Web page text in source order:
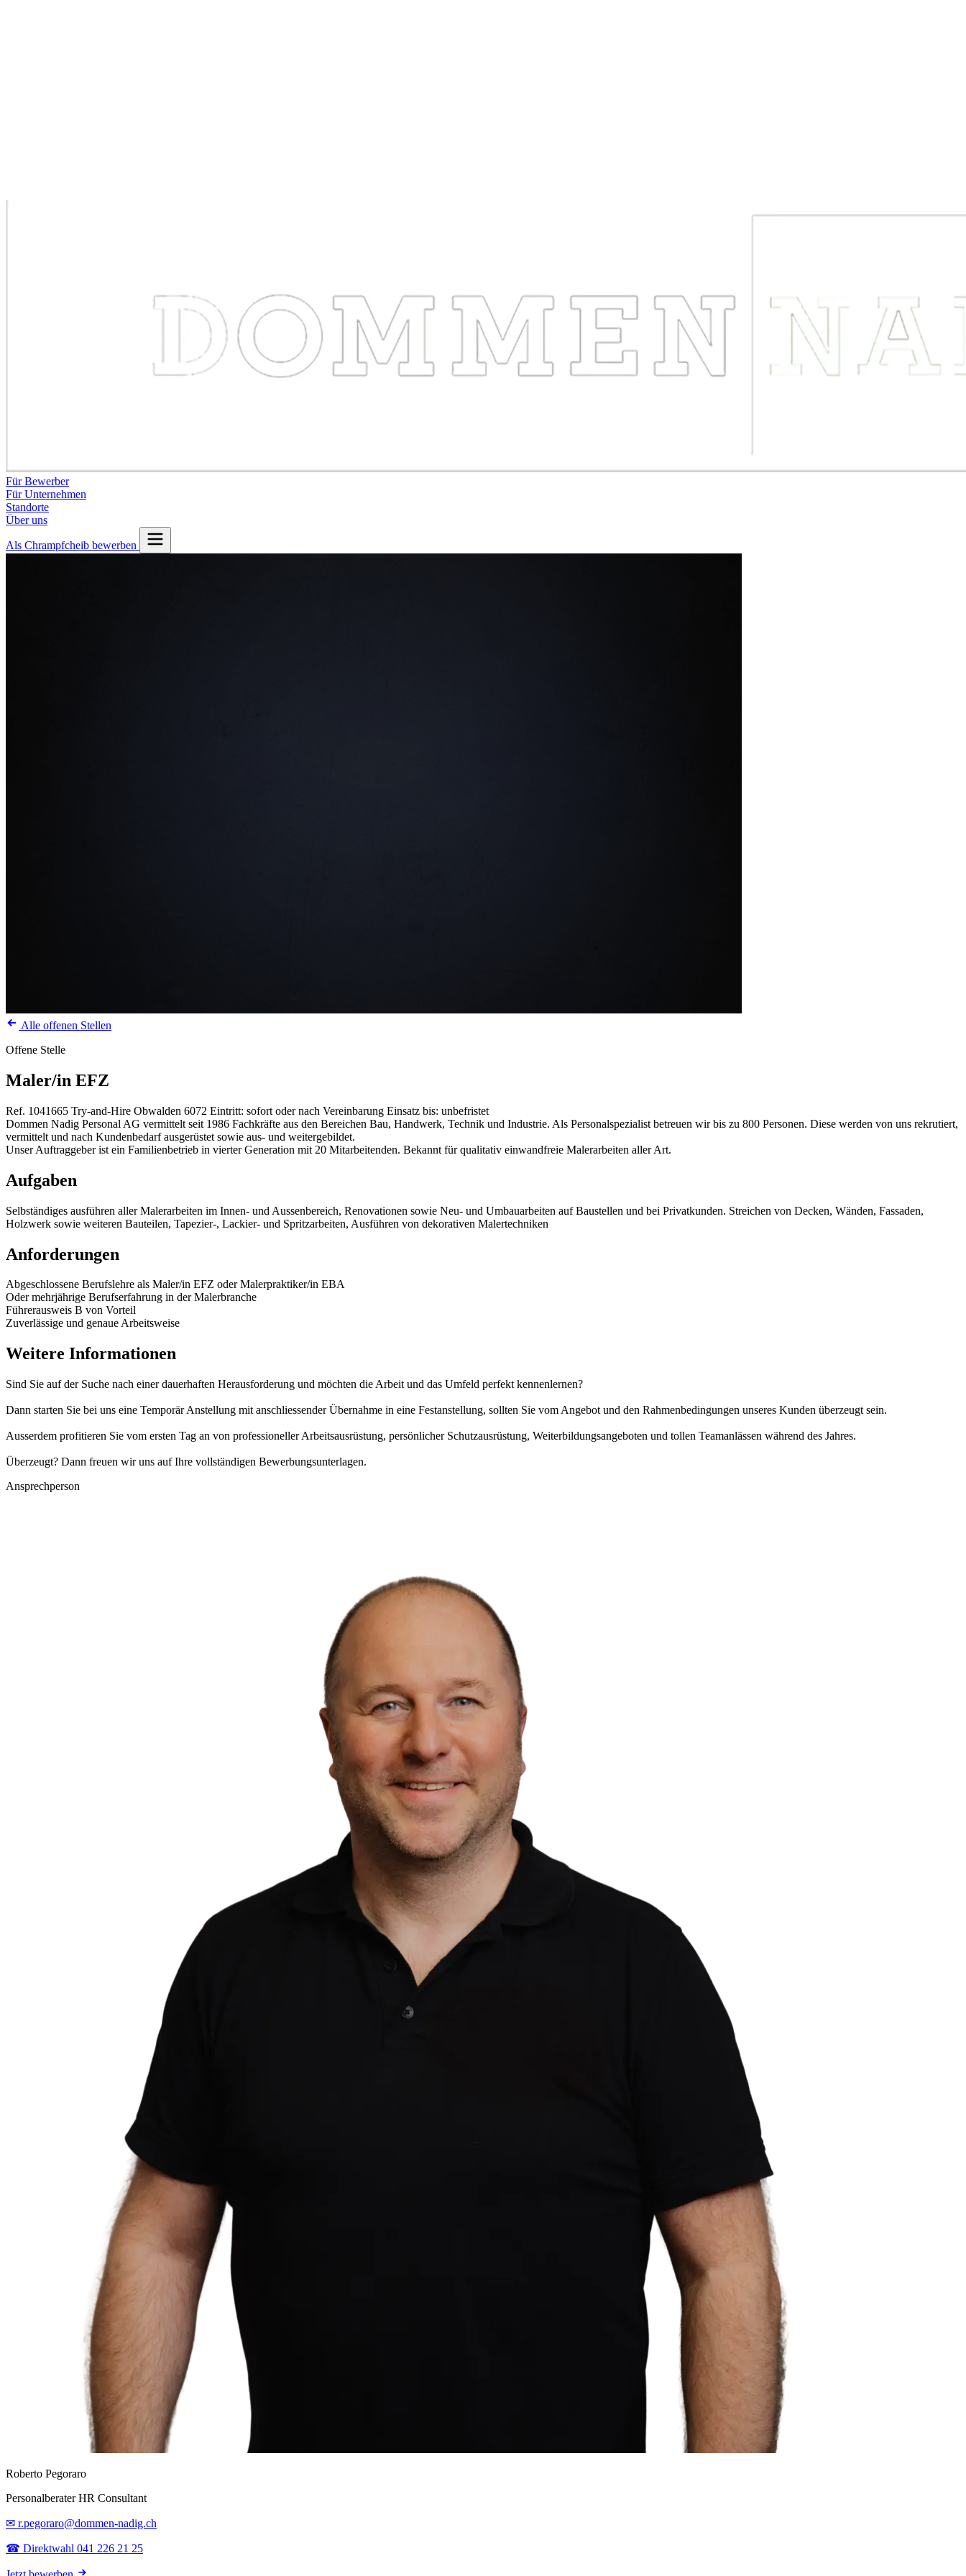
Für Bewerber
Für Unternehmen
Standorte
Über uns
Als Chrampfcheib bewerben
Alle offenen Stellen
Offene Stelle
Maler/in EFZ
Ref. 1041665 Try-and-Hire Obwalden 6072 Eintritt: sofort oder nach Vereinbarung Einsatz bis: unbefristet
Dommen Nadig Personal AG vermittelt seit 1986 Fachkräfte aus den Bereichen Bau, Handwerk, Technik und Industrie. Als Personalspezialist betreuen wir bis zu 800 Personen. Diese werden von uns rekrutiert,
vermittelt und nach Kundenbedarf ausgerüstet sowie aus- und weitergebildet.
Unser Auftraggeber ist ein Familienbetrieb in vierter Generation mit 20 Mitarbeitenden. Bekannt für qualitativ einwandfreie Malerarbeiten aller Art.
Aufgaben
Selbständiges ausführen aller Malerarbeiten im Innen- und Aussenbereich, Renovationen sowie Neu- und Umbauarbeiten auf Baustellen und bei Privatkunden. Streichen von Decken, Wänden, Fassaden,
Holzwerk sowie weiteren Bauteilen, Tapezier-, Lackier- und Spritzarbeiten, Ausführen von dekorativen Malertechniken
Anforderungen
Abgeschlossene Berufslehre als Maler/in EFZ oder Malerpraktiker/in EBA
Oder mehrjährige Berufserfahrung in der Malerbranche
Führerausweis B von Vorteil
Zuverlässige und genaue Arbeitsweise
Weitere Informationen
Sind Sie auf der Suche nach einer dauerhaften Herausforderung und möchten die Arbeit und das Umfeld perfekt kennenlernen?
Dann starten Sie bei uns eine Temporär Anstellung mit anschliessender Übernahme in eine Festanstellung, sollten Sie vom Angebot und den Rahmenbedingungen unseres Kunden überzeugt sein.
Ausserdem profitieren Sie vom ersten Tag an von professioneller Arbeitsausrüstung, persönlicher Schutzausrüstung, Weiterbildungsangeboten und tollen Teamanlässen während des Jahres.
Überzeugt? Dann freuen wir uns auf Ihre vollständigen Bewerbungsunterlagen.
Ansprechperson
Roberto Pegoraro
Personalberater HR Consultant
✉ r.pegoraro@dommen-nadig.ch
☎ Direktwahl 041 226 21 25